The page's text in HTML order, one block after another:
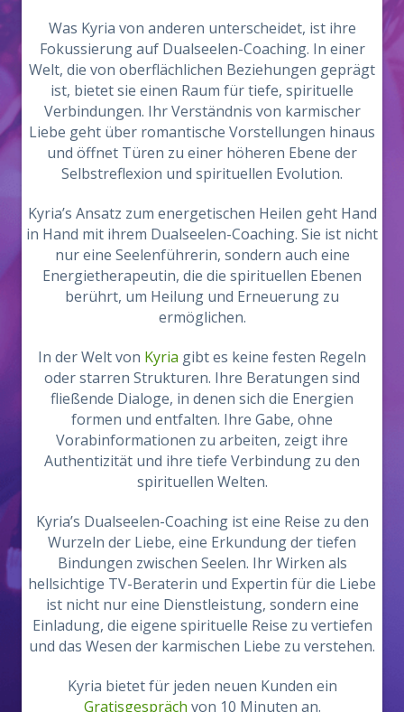
Was Kyria von anderen unterscheidet, ist ihre
Fokussierung auf Dualseelen-Coaching. In einer
Welt, die von oberflächlichen Beziehungen geprägt
ist, bietet sie einen Raum für tiefe, spirituelle
Verbindungen. Ihr Verständnis von karmischer
Liebe geht über romantische Vorstellungen hinaus
und öffnet Türen zu einer höheren Ebene der
Selbstreflexion und spirituellen Evolution.
Kyria’s Ansatz zum energetischen Heilen geht Hand
in Hand mit ihrem Dualseelen-Coaching. Sie ist nicht
nur eine Seelenführerin, sondern auch eine
Energietherapeutin, die die spirituellen Ebenen
berührt, um Heilung und Erneuerung zu
ermöglichen.
In der Welt von Kyria gibt es keine festen Regeln
oder starren Strukturen. Ihre Beratungen sind
fließende Dialoge, in denen sich die Energien
formen und entfalten. Ihre Gabe, ohne
Vorabinformationen zu arbeiten, zeigt ihre
Authentizität und ihre tiefe Verbindung zu den
spirituellen Welten.
Kyria’s Dualseelen-Coaching ist eine Reise zu den
Wurzeln der Liebe, eine Erkundung der tiefen
Bindungen zwischen Seelen. Ihr Wirken als
hellsichtige TV-Beraterin und Expertin für die Liebe
ist nicht nur eine Dienstleistung, sondern eine
Einladung, die eigene spirituelle Reise zu vertiefen
und das Wesen der karmischen Liebe zu verstehen.
Kyria bietet für jeden neuen Kunden ein
Gratisgespräch von 10 Minuten an.